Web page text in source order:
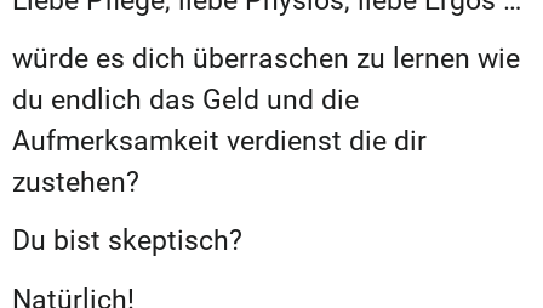
würde es dich überraschen zu lernen wie
du endlich das Geld und die
Aufmerksamkeit verdienst die dir
zustehen?
Du bist skeptisch?
Natürlich!